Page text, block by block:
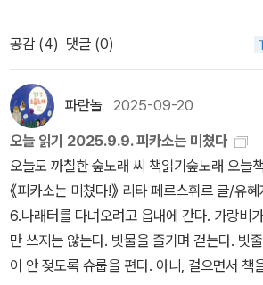
이 하루조차 없다. 아니, 고삭부리에 힘없는
말끔이를 거의 혼자 끝까지 해내야 했다. 모둠
이가 여럿 있고, 따돌림받는 아이도 여럿 있
이던 모둠마다 늦은낮에 말끔일(교실·복도·창문
사육장·운동장·화장실·쓰레기터)을 모든 아이
데, 예순 가운데 쉰다섯 쯤은 으레 달아난다.
간을 치우고 쓸고닦는다. 그나마 쉰쯤 달아나
즈음에 마치는데, 쉰다섯이 달아나서 다섯만
기 일쑤이다. 길잡이는 여섯 해 내내 살피러(
적이 없다. 그냥 말끔일을 시키고서 숙직실에
리기만 했다.“네거티브 금지! 지금은 재미있
벽바람으로 서울길에 나섭니다. 지난 세 해
드디어 오늘 마치니, 고단한 몸이지만 살짝 기
들어 ‘마음글쓰기’ 모임을 꾸립니다. 웃음으
곁에는 으레 눈물로 깨어나는 사랑이 있구나
은 저마다 다르지만 나란히 나아가려는 씨앗
기로 피어날 테고요. ‘생각’이란, 샘물처럼 새
스로 새롭고 맑게 이 삶이 생기기를 바라며
기에, ‘생각하는’ 오늘이라면 웃음과 눈물을
있습니다. 언제나 오늘 이곳에서 느긋이 하면
은 삶입니다. 누구나 손수 심은 씨앗대로 머
저만 혼자 못 알아차리지 않더군요. 이미 숱한
차리는 바람에 감쪽같이 사라집니다. 《꿈의
글판이 나오는데, 판이 끊기고 한참 지난
쥡니다. 네덜란드 푸른글님인 ‘안케 드브리스’
가운데 《두 친구 이야기》가 2005년에 한글
찡할 만큼 글빛이 반짝이는데, 저하고 곁님은
큰아이랑 인천을 떠나서 시골로 삶터를 옮겼
인 2011년에 다른 두멧시골로 새로 옮겼습니
또 꾸리고 푸느라 2009∼2013년 사이는 ‘놓
안 작은아이가 태어난 터라, 두 아이를 돌보
을 쏟으며 책을 얼마 못 읽기도 했습니다. 이
공감 (4) 댓글 (0)
파란놀 2025-09-20
오늘 읽기 2025.9.9. 피카소는 미쳤다
오늘도 까칠한 숲노래 씨 책읽기숲노래 오
《피카소는 미쳤다!》 리타 페르스휘르 글/유
6.나래터를 다녀오려고 읍내에 간다. 가랑비
만 쓰지는 않는다. 빗물을 즐기며 걷는다. 빗
이 안 젖도록 슈룹을 편다. 아니, 걸으면서 책